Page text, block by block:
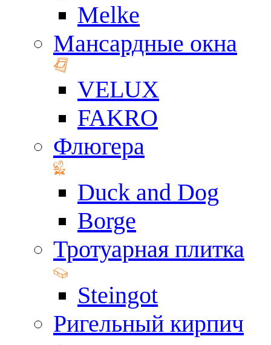
Melke
Мансардные окна
VELUX
FAKRO
Флюгера
Duck and Dog
Borge
Тротуарная плитка
Steingot
Ригельный кирпич